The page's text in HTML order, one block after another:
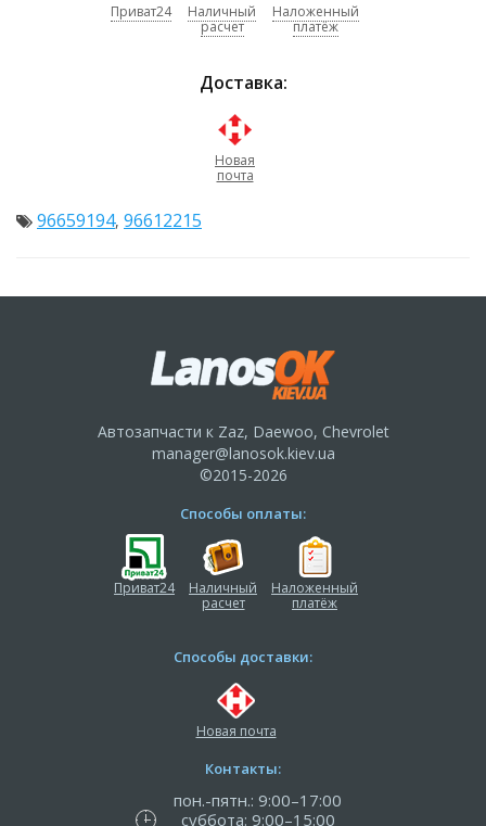
Приват24
Наличный
расчет
Наложенный
платёж
Доставка:
Новая
почта
96659194, 96612215
Автозапчасти к Zaz, Daewoo, Chevrolet
manager@lanosok.kiev.ua
©2015-2026
Способы оплаты:
Приват24
Наличный
расчет
Наложенный
платёж
Способы доставки:
Новая почта
Контакты:
пон.-пятн.: 9:00–17:00
суббота: 9:00–15:00